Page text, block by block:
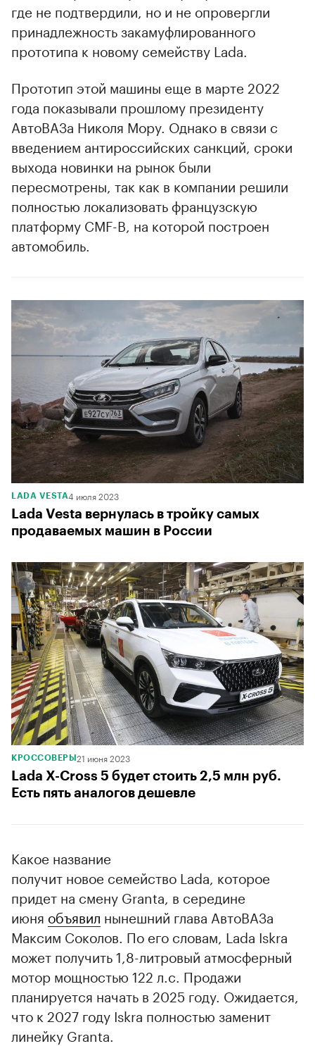
00:00 / 00:00
где не подтвердили, но и не опровергли
принадлежность закамуфлированного
прототипа к новому семейству Lada.
Прототип этой машины еще в марте 2022
года показывали прошлому президенту
АвтоВАЗа Николя Мору. Однако в связи с
введением антироссийских санкций, сроки
выхода новинки на рынок были
пересмотрены, так как в компании решили
полностью локализовать французскую
платформу CMF-B, на которой построен
автомобиль.
LADA VESTA4 июля 2023
Lada Vesta вернулась в тройку самых
продаваемых машин в России
КРОССОВЕРЫ 21 июня 2023
Lada X-Cross 5 будет стоить 2,5 млн руб.
Есть пять аналогов дешевле
Какое название
получит новое семейство Lada, которое
придет на смену Granta, в середине
июня объявил нынешний глава АвтоВАЗа
Максим Соколов. По его словам, Lada Iskra
может получить 1,8-литровый атмосферный
мотор мощностью 122 л.с. Продажи
планируется начать в 2025 году. Ожидается,
что к 2027 году Iskra полностью заменит
линейку Granta.